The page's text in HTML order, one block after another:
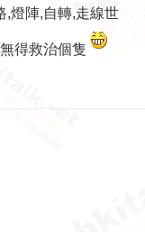
,燈陣,自轉,走線世
得救治個隻